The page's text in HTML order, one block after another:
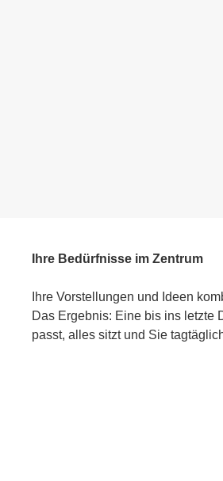
Ihre Bedürfnisse im Zentrum
Ihre Vorstellungen und Ideen
Das Ergebnis: Eine bis ins letzte
passt, alles sitzt und Sie